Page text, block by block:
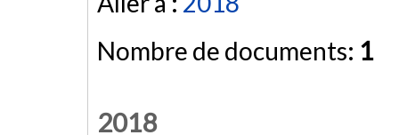
Nombre de documents: 1
2018